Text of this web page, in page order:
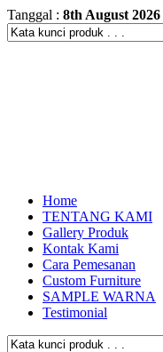
Tanggal : 8th August 2026
Home
TENTANG KAMI
Gallery Produk
Kontak Kami
Cara Pemesanan
Custom Furniture
SAMPLE WARNA
Testimonial